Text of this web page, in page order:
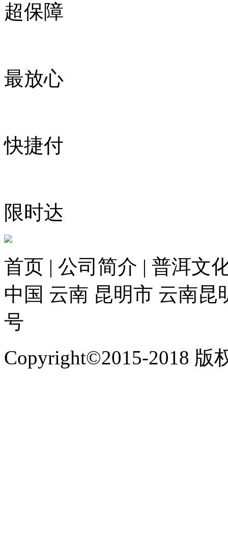
超保障
最放心
快捷付
限时达
首页 | 公司简介 | 普洱文
中国 云南 昆明市 云南昆
号
Copyright©2015-2018 版